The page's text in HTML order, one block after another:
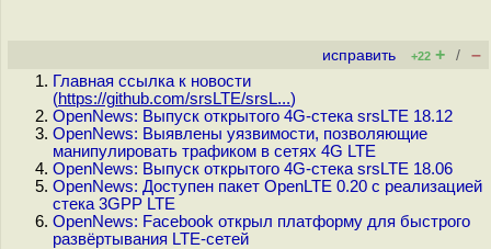
исправить +22 + / –
Главная ссылка к новости
(https://github.com/srsLTE/srsL...)
OpenNews: Выпуск открытого 4G-стека srsLTE 18.12
OpenNews: Выявлены уязвимости, позволяющие
манипулировать трафиком в сетях 4G LTE
OpenNews: Выпуск открытого 4G-стека srsLTE 18.06
OpenNews: Доступен пакет OpenLTE 0.20 с реализацией
стека 3GPP LTE
OpenNews: Facebook открыл платформу для быстрого
развёртывания LTE-сетей